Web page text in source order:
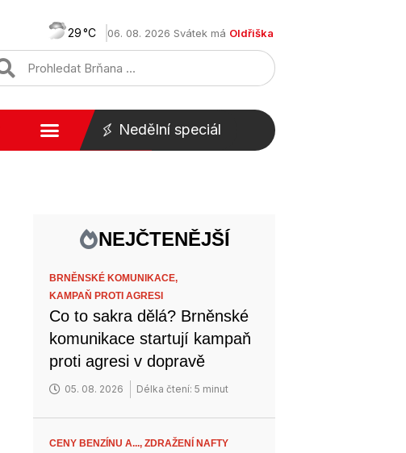
29 06. 08. 2026 Svátek má Oldřiška
Nedělní speciál
NEJČTENĚJŠÍ
BRNĚNSKÉ KOMUNIKACE,
KAMPAŇ PROTI AGRESI
Co to sakra dělá? Brněnské
komunikace startují kampaň
proti agresi v dopravě
05. 08. 2026 Délka čtení: 5 minut
CENY BENZÍNU A...,ZDRAŽENÍ NAFTY